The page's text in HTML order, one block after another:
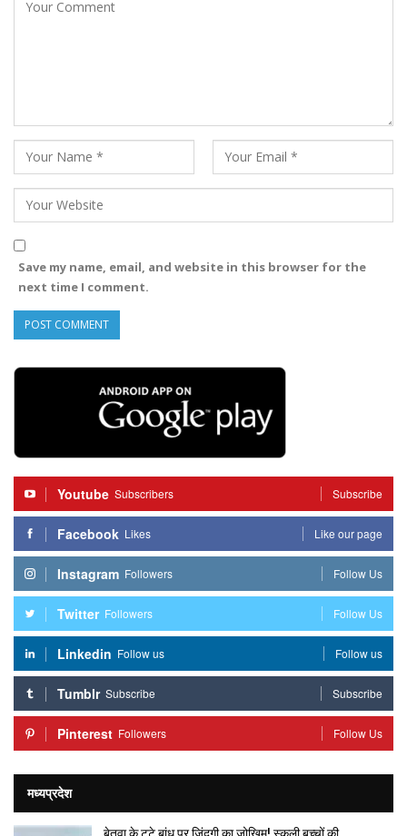
Save my name, email, and website in this browser for the
next time I comment.
Youtube Subscribers Subscribe
Facebook Likes Like our page
Instagram Followers Follow Us
Twitter Followers Follow Us
Linkedin Follow us Follow us
Tumblr Subscribe Subscribe
Pinterest Followers Follow Us
मध्यप्रदेश
बेतवा के टूटे बांध पर जिंदगी का जोखिम! स्कूली बच्चों की…